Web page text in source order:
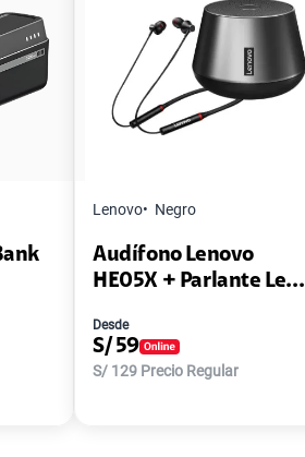
Lenovo Negro
Audífono Lenovo
HE05X + Parlante Le...
Desde
S/ 59
S/ 129 Precio Regular